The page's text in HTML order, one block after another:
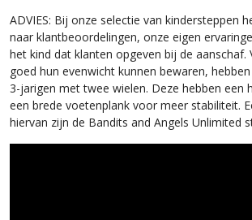
ADVIES: Bij onze selectie van kindersteppen
naar klantbeoordelingen, onze eigen
het kind dat klanten opgeven bij de aanschaf.
goed hun evenwicht kunnen bewaren,
3-jarigen met twee wielen. Deze hebben een
een brede voetenplank voor meer stabiliteit.
hiervan zijn de Bandits and Angels Unlimited